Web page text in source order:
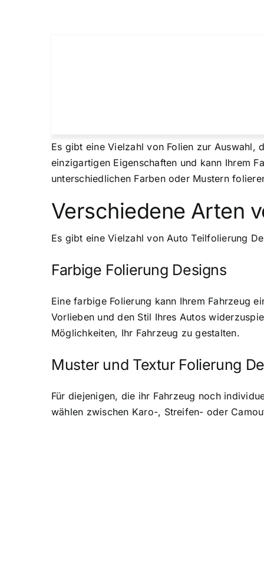
Es gibt eine Vielzahl von Folien zur Auswahl,
einzigartigen Eigenschaften und kann Ihrem
unterschiedlichen Farben oder Mustern
Verschiedene Arten
Es gibt eine Vielzahl von Auto Teilfolierung
Farbige Folierung Designs
Eine farbige Folierung kann Ihrem Fahrzeug
Vorlieben und den Stil Ihres Autos
Möglichkeiten, Ihr Fahrzeug zu gestalten.
Muster und Textur Folierung
Für diejenigen, die ihr Fahrzeug noch
wählen zwischen Karo-, Streifen- oder